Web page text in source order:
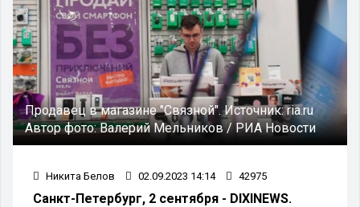
Продавец в магазине "Связной".Источник:ria.ru
Автор фото:Валерий Мельников / РИА Новости
Никита Белов 02.09.2023 14:14 42975
Санкт-Петербург, 2 сентября - DIXINEWS.